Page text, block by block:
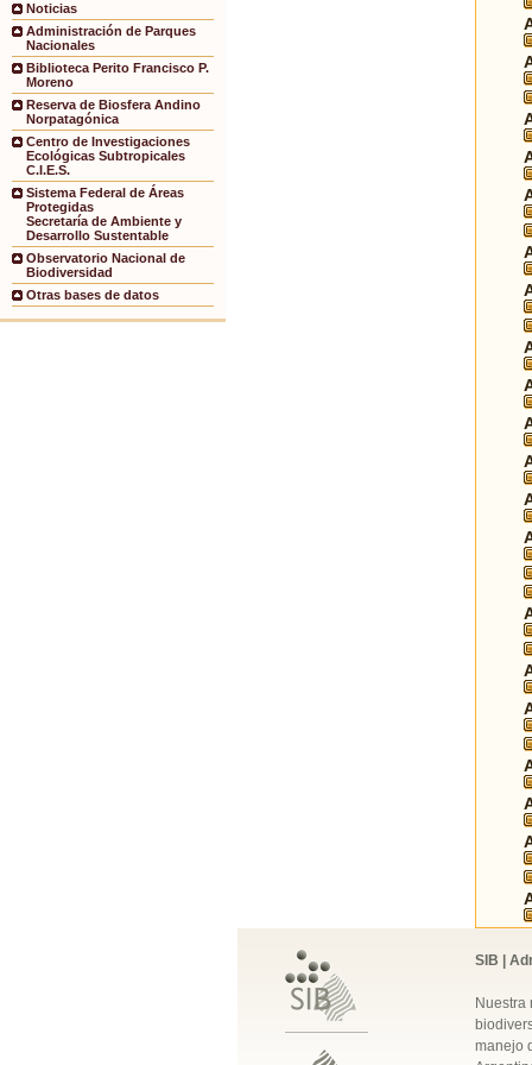
Noticias
Administración de Parques
Nacionales
Biblioteca Perito Francisco P.
Moreno
Reserva de Biosfera Andino
Norpatagónica
Centro de Investigaciones
Ecológicas Subtropicales
C.I.E.S.
Sistema Federal de Áreas
Protegidas
Secretaría de Ambiente y
Desarrollo Sustentable
Observatorio Nacional de
Biodiversidad
Otras bases de datos
SIB |
Nuestra
manejo